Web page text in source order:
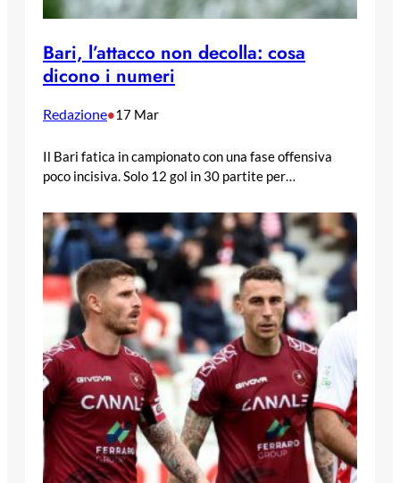
Bari, l’attacco non decolla: cosa
dicono i numeri
Redazione•17 Mar
Il Bari fatica in campionato con una fase offensiva
poco incisiva. Solo 12 gol in 30 partite per…